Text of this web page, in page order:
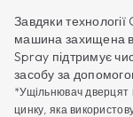
Завдяки
машина захищена
Spray підтримує
засобу за
*Ущільнювач дверцят
цинку, яка